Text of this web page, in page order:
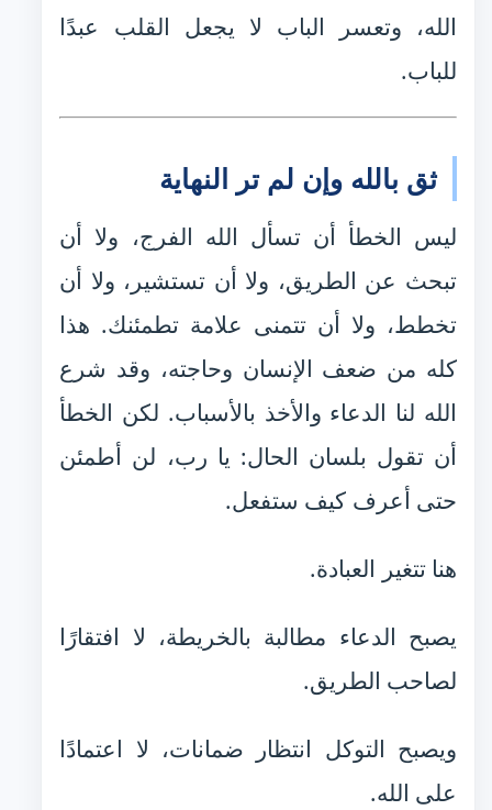
الله، وتعسر الباب لا يجعل القلب عبدًا
للباب.
ثق بالله وإن لم تر النهاية
ليس الخطأ أن تسأل الله الفرج، ولا أن
تبحث عن الطريق، ولا أن تستشير، ولا أن
تخطط، ولا أن تتمنى علامة تطمئنك. هذا
كله من ضعف الإنسان وحاجته، وقد شرع
الله لنا الدعاء والأخذ بالأسباب. لكن الخطأ
أن تقول بلسان الحال: يا رب، لن أطمئن
حتى أعرف كيف ستفعل.
هنا تتغير العبادة.
يصبح الدعاء مطالبة بالخريطة، لا افتقارًا
لصاحب الطريق.
ويصبح التوكل انتظار ضمانات، لا اعتمادًا
على الله.